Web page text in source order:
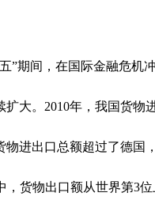
期间，在国际金融危机冲
大。 2010年，我国货物
物进出口总额超过了德国
，货物出口额从世界第3位